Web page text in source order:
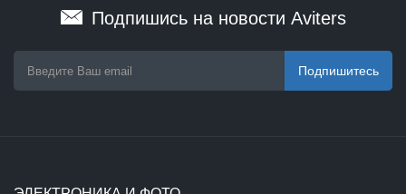
Подпишись на новости Aviters
Подпишитесь